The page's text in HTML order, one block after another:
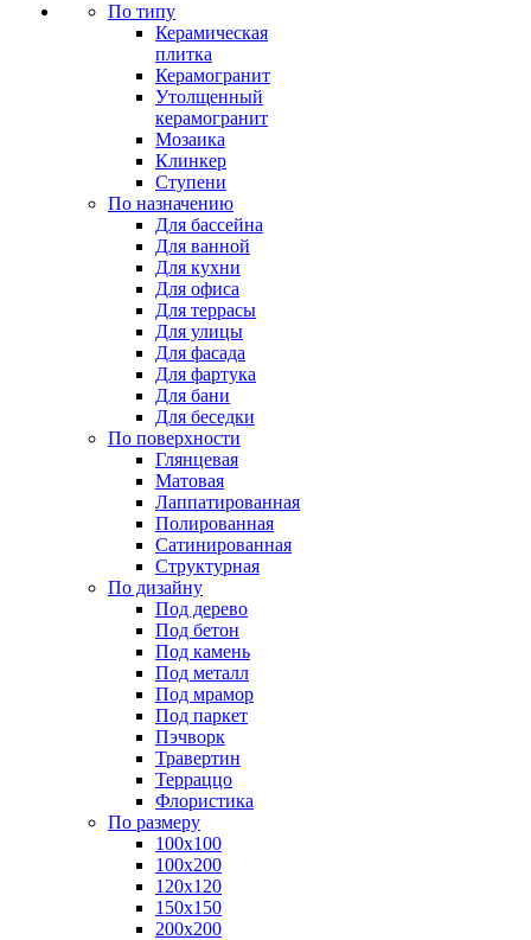
По типу
Керамическая
плитка
Керамогранит
Утолщенный
керамогранит
Мозаика
Клинкер
Ступени
По назначению
Для бассейна
Для ванной
Для кухни
Для офиса
Для террасы
Для улицы
Для фасада
Для фартука
Для бани
Для беседки
По поверхности
Глянцевая
Матовая
Лаппатированная
Полированная
Сатинированная
Структурная
По дизайну
Под дерево
Под бетон
Под камень
Под металл
Под мрамор
Под паркет
Пэчворк
Травертин
Терраццо
Флористика
По размеру
100х100
100х200
120х120
150х150
200х200